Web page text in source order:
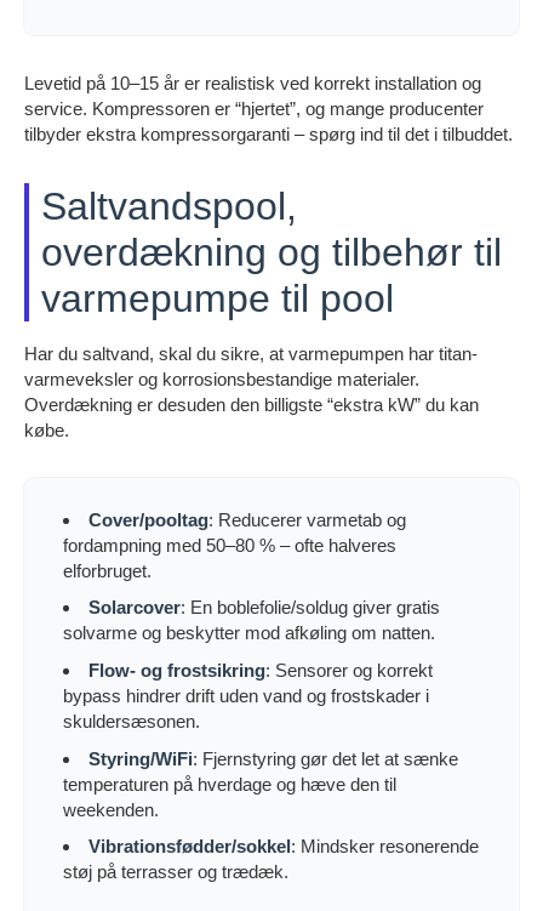
Levetid på 10–15 år er realistisk ved korrekt installation og
service. Kompressoren er “hjertet”, og mange producenter
tilbyder ekstra kompressorgaranti – spørg ind til det i tilbuddet.
Saltvandspool,
overdækning og tilbehør til
varmepumpe til pool
Har du saltvand, skal du sikre, at varmepumpen har titan-
varmeveksler og korrosionsbestandige materialer.
Overdækning er desuden den billigste “ekstra kW” du kan
købe.
Cover/pooltag: Reducerer varmetab og
fordampning med 50–80 % – ofte halveres
elforbruget.
Solarcover: En boblefolie/soldug giver gratis
solvarme og beskytter mod afkøling om natten.
Flow- og frostsikring: Sensorer og korrekt
bypass hindrer drift uden vand og frostskader i
skuldersæsonen.
Styring/WiFi: Fjernstyring gør det let at sænke
temperaturen på hverdage og hæve den til
weekenden.
Vibrationsfødder/sokkel: Mindsker resonerende
støj på terrasser og trædæk.